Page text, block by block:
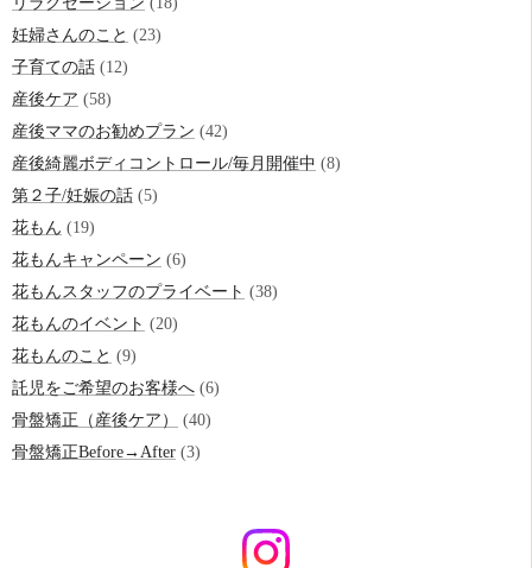
妊婦さんのこと (23)
子育ての話 (12)
産後ケア (58)
産後ママのお勧めプラン (42)
産後綺麗ボディコントロール/毎月開催中 (8)
第２子/妊娠の話 (5)
花もん (19)
花もんキャンペーン (6)
花もんスタッフのプライベート (38)
花もんのイベント (20)
花もんのこと (9)
託児をご希望のお客様へ (6)
骨盤矯正（産後ケア）
(40)
骨盤矯正Before→After (3)